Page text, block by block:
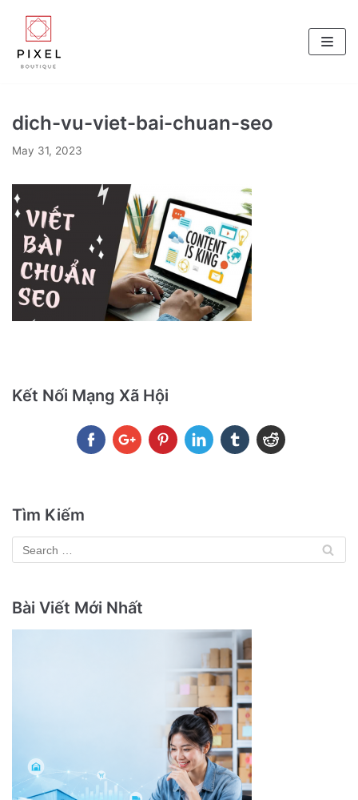
Skip
to
content
dich-vu-viet-bai-chuan-seo
May 31, 2023
Kết Nối Mạng Xã Hội
Tìm Kiếm
Bài Viết Mới Nhất